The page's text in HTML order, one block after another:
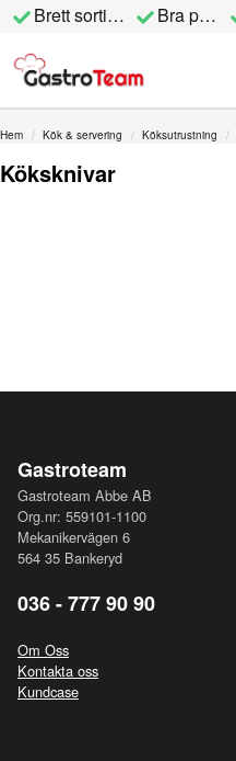
Brett sortiment Bra priser
Hem Kök & servering Köksutrustning
Köksknivar
Gastroteam
Gastroteam Abbe AB
Org.nr: 559101-1100
Mekanikervägen 6
564 35 Bankeryd
036 - 777 90 90
Om Oss
Kontakta oss
Kundcase